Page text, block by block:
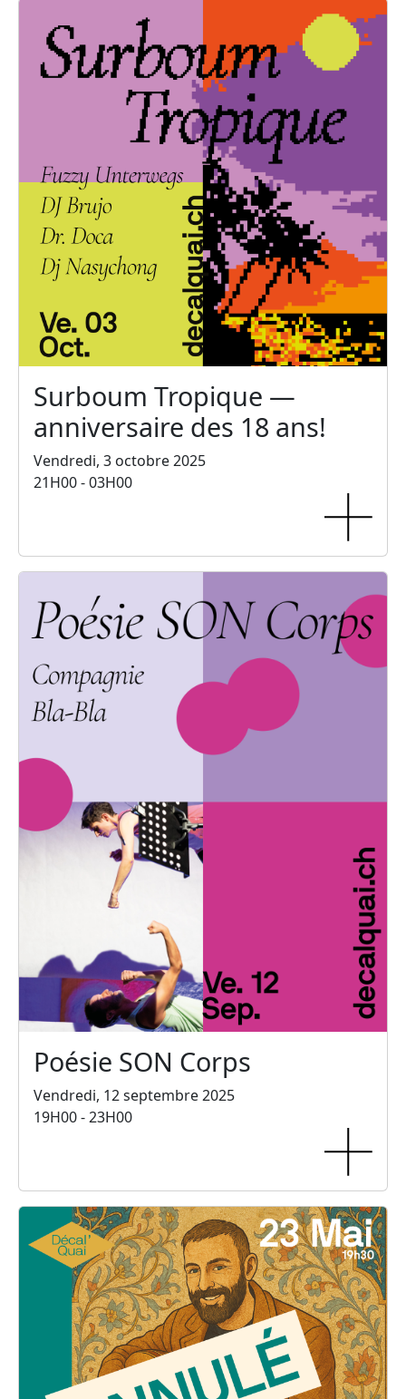
Surboum Tropique —
anniversaire des 18 ans!
Vendredi, 3 octobre 2025
21H00 - 03H00
Poésie SON Corps
Vendredi, 12 septembre 2025
19H00 - 23H00